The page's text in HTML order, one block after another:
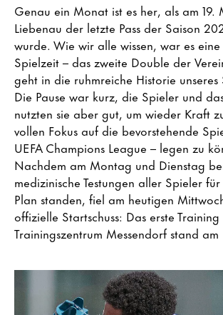
Genau ein Monat ist es her, als am 19.
Liebenau der letzte Pass der Saison
wurde. Wie wir alle wissen, war es eine
Spielzeit – das zweite Double der
geht in die ruhmreiche Historie unseres
Die Pause war kurz, die Spieler und
nutzten sie aber gut, um wieder Kraft
vollen Fokus auf die bevorstehende
UEFA Champions League – legen zu
Nachdem am Montag und Dienstag
medizinische Testungen aller Spieler
Plan standen, fiel am heutigen
offizielle Startschuss: Das erste
Trainingszentrum Messendorf stand